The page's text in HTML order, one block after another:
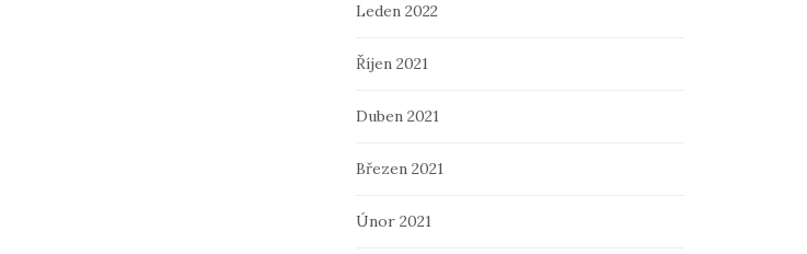
Leden 2022
Říjen 2021
Duben 2021
Březen 2021
Únor 2021